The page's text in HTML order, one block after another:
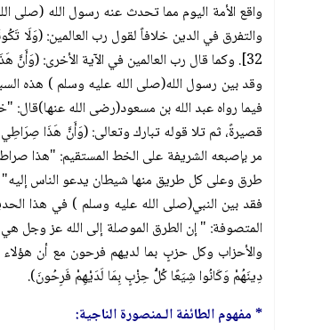
واقع الأمة اليوم مما تحدث عنه رسول الله (صلی
32]. وكما قال رب العالمين في الآية الأخرى: (وَأَنَّ هَذَا صِرَاطِي مُسْتَقِيمًا فَاتَّبِعُوهُ وَلاَ تَتَّبِعُواْ السُّبُلَ فَتَفَرَّقَ بِكُمْ عَن سَبِيلِهِ) [الأنعام: 153].
وقد بين رسول الله(صلی الله علیه وسلم ) هذه
فيما رواه عبد الله بن مسعود(رضى الله
قصيرةً، ثم تلا قوله تبارك وتعالى: (وَأَنَّ هَذَا
مر بإصبعه الشريفة على الخط المستقيم: "هذا
طرق وعلى كل طريق منها شيطان يدعو الناس إليه"
فقد بين النبي(صلی الله علیه وسلم ) في هذا
المتصوفة: " إن الطرق الموصلة إلى الله عز وجل هي
والأحزاب وكل حزبٍ بما لديهم فرحون مع أن هؤلاء
دِينَهُمْ وَكَانُوا شِيَعًا كُلُّ حِزْبٍ بِمَا لَدَيْهِمْ فَرِحُونَ).
* مفهوم الطائفة الـمنصورة الناجية: